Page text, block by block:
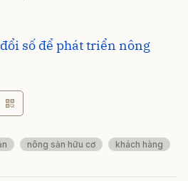
số để phát triển nông
nông sản hữu cơ khách hàng